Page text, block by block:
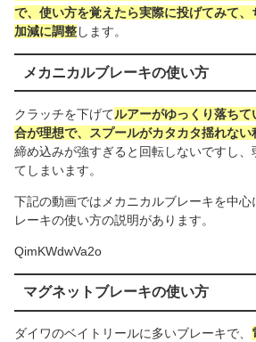
で、使い方を覚えたら実際に投げてみて
加減に調整します。
メカニカルブレーキの使い方
クラッチを下げてルアーがゆっくり落ち
合が理想で、スプールがカタカタ揺れない
締め込みが強すぎると回転しないですし
てしまいます。
下記の動画ではメカニカルブレーキを中
レーキの使い方の説明があります。
QimKWdwVa2o
マグネットブレーキの使い方
ダイワのベイトリールに多いブレーキで、